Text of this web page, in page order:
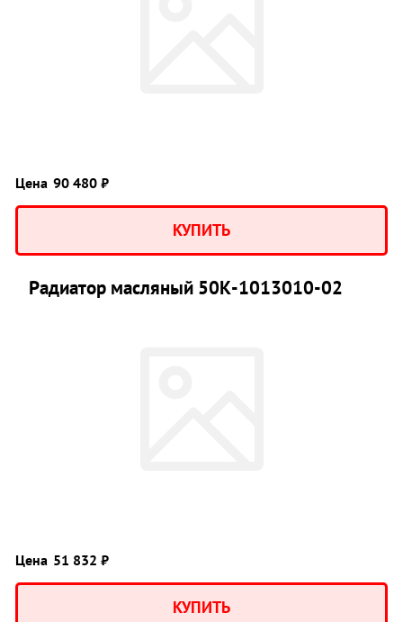
Цена 90 480 ₽
КУПИТЬ
Радиатор масляный 50К-1013010-02
Цена 51 832 ₽
КУПИТЬ